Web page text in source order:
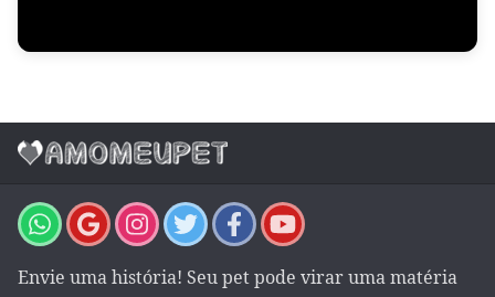
Envie uma história! Seu pet pode virar uma matéria